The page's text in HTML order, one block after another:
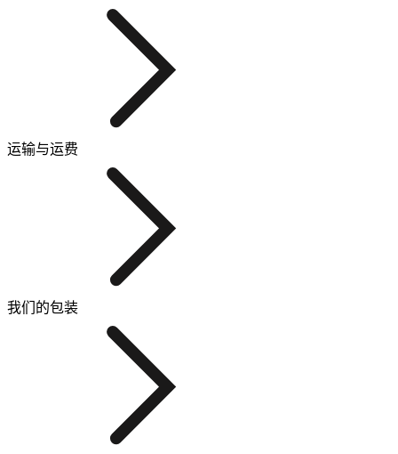
运输与运费
我们的包装